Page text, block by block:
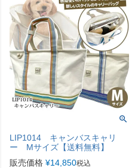
LIP1014 キャンバスキャリ
ー Mサイズ【送料無料】
販売価格 ¥14,850税込